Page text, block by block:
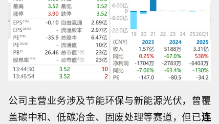
公司主营业务涉及节能环保与新能源光伏，曾覆
盖碳中和、低碳冶金、固废处理等赛道，但已连